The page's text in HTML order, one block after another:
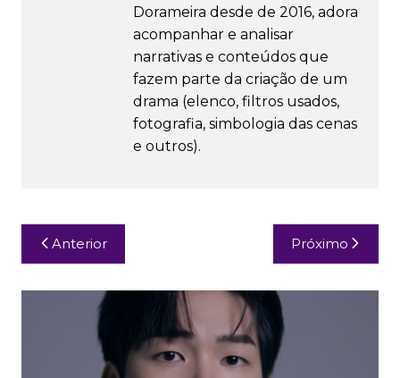
Dorameira desde de 2016, adora
acompanhar e analisar
narrativas e conteúdos que
fazem parte da criação de um
drama (elenco, filtros usados,
fotografia, simbologia das cenas
e outros).
Navegação
de
Post
Anterior Próximo